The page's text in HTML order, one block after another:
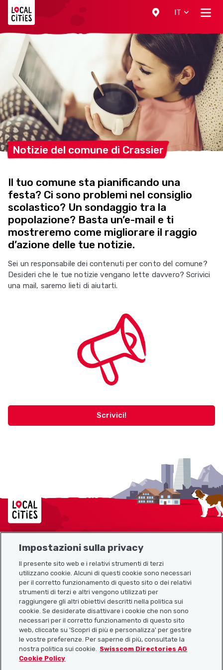
IT
Notizie del comune di Crassier
Il tuo comune sta pianificando una
festa? Ci sono problemi nel consiglio
scolastico? Un sondaggio tra la
popolazione? Basta un’e-mail e ti
mostreremo come migliorare il raggio
d’azione delle tue notizie.
Sei un responsabile dei contenuti per conto del comune?
Desideri che le tue notizie vengano lette davvero? Scrivici
una mail, saremo lieti di aiutarti.
Scrivici!
Localcities
Link utili
Scarica l’app Localcities
Impostazioni sulla privacy
Il presente sito web e i relativi strumenti di terzi
utilizzano cookie. Alcuni di questi cookie sono necessari
per il corretto funzionamento di questo sito o dei relativi
strumenti di terzi e altri vengono utilizzati per
raggiungere gli altri obiettivi descritti nella politica sui
cookie. Se desiderate disattivare i cookie che non sono
necessari per il corretto funzionamento di questo sito
web, cliccate su 'Scopri di più e personalizza' per gestire
le vostre preferenze. Per saperne di più, consultate la
nostra politica sui cookie.
Swisscom Directories AG
Cookie Policy